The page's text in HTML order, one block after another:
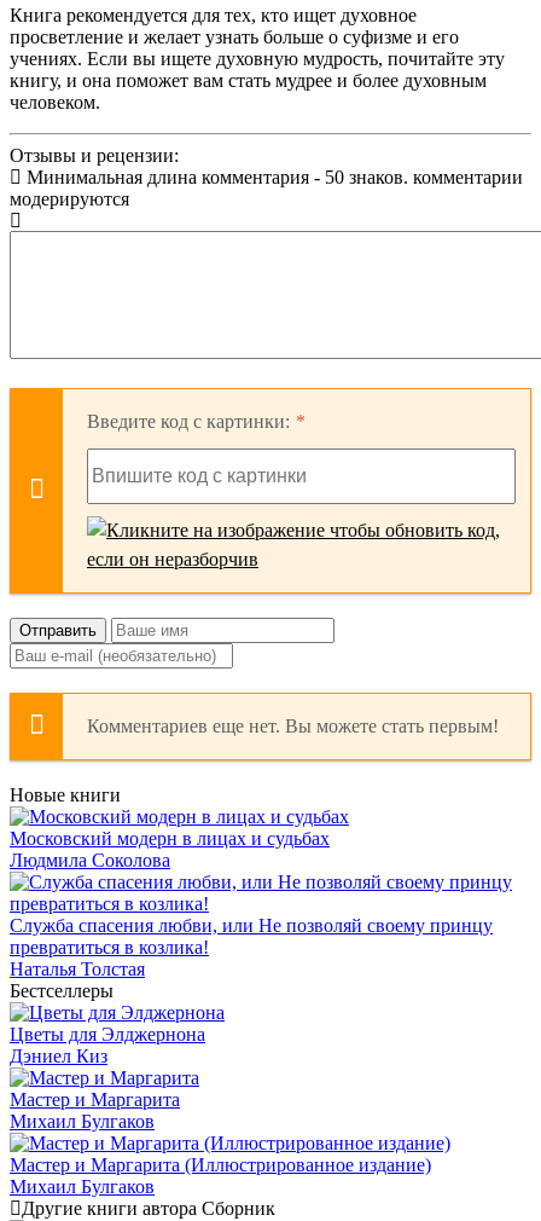
Книга рекомендуется для тех, кто ищет духовное
просветление и желает узнать больше о суфизме и его
учениях. Если вы ищете духовную мудрость, почитайте эту
книгу, и она поможет вам стать мудрее и более духовным
человеком.
Отзывы и рецензии:
Минимальная длина комментария - 50 знаков. комментарии
модерируются
Введите код с картинки:
Отправить
Комментариев еще нет. Вы можете стать первым!
Новые книги
Московский модерн в лицах и судьбах
Людмила Соколова
Служба спасения любви, или Не позволяй своему принцу
превратиться в козлика!
Наталья Толстая
Бестселлеры
Цветы для Элджернона
Дэниел Киз
Мастер и Маргарита
Михаил Булгаков
Мастер и Маргарита (Иллюстрированное издание)
Михаил Булгаков
Другие книги автора Сборник